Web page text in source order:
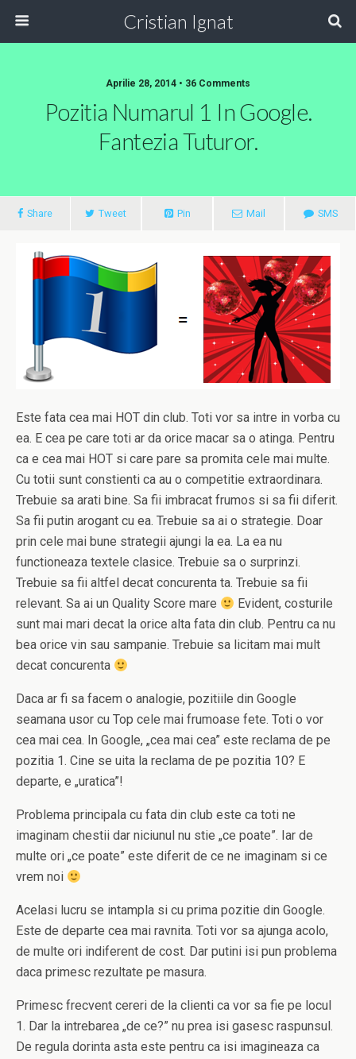
Cristian Ignat
Aprilie 28, 2014 • 36 Comments
Pozitia Numarul 1 In Google.
Fantezia Tuturor.
Share Tweet Pin Mail SMS
Este fata cea mai HOT din club. Toti vor sa intre in vorba cu
ea. E cea pe care toti ar da orice macar sa o atinga. Pentru
ca e cea mai HOT si care pare sa promita cele mai multe.
Cu totii sunt constienti ca au o competitie extraordinara.
Trebuie sa arati bine. Sa fii imbracat frumos si sa fii diferit.
Sa fii putin arogant cu ea. Trebuie sa ai o strategie. Doar
prin cele mai bune strategii ajungi la ea. La ea nu
functioneaza textele clasice. Trebuie sa o surprinzi.
Trebuie sa fii altfel decat concurenta ta. Trebuie sa fii
relevant. Sa ai un Quality Score mare
Evident, costurile
sunt mai mari decat la orice alta fata din club. Pentru ca nu
bea orice vin sau sampanie. Trebuie sa licitam mai mult
decat concurenta
Daca ar fi sa facem o analogie, pozitiile din Google
seamana usor cu Top cele mai frumoase fete. Toti o vor
cea mai cea. In Google, „cea mai cea” este reclama de pe
pozitia 1. Cine se uita la reclama de pe pozitia 10? E
departe, e „uratica”!
Problema principala cu fata din club este ca toti ne
imaginam chestii dar niciunul nu stie „ce poate”. Iar de
multe ori „ce poate” este diferit de ce ne imaginam si ce
vrem noi
Acelasi lucru se intampla si cu prima pozitie din Google.
Este de departe cea mai ravnita. Toti vor sa ajunga acolo,
de multe ori indiferent de cost. Dar putini isi pun problema
daca primesc rezultate pe masura.
Primesc frecvent cereri de la clienti ca vor sa fie pe locul
1. Dar la intrebarea „de ce?” nu prea isi gasesc raspunsul.
De regula dorinta asta este pentru ca isi imagineaza ca